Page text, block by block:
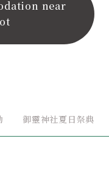
御靈神社夏日祭典
near